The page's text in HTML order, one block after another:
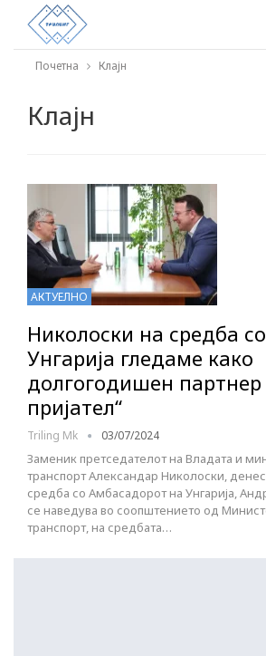
Почетна Клајн
Клајн
АКТУЕЛНО
Николоски на средба
Унгарија гледаме како
долгогодишен партнер
пријател“
Triling Mk 03/07/2024
Заменик претседателот на Владата и
транспорт Александар Николоски,
средба со Амбасадорот на Унгарија,
се наведува во соопштението од
транспорт, на средбата…